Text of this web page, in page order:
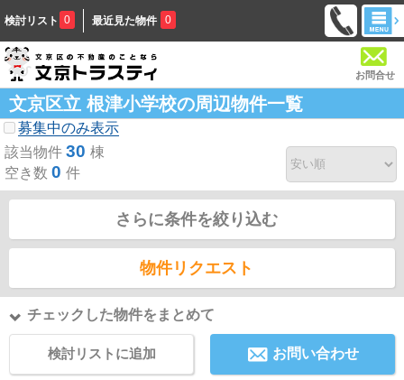
検討リスト 0 最近見た物件 0
お問合せ
文京区立 根津小学校の周辺物件一覧
募集中のみ表示
該当物件 30 棟
空き数 0 件
さらに条件を絞り込む
物件リクエスト
チェックした物件をまとめて
検討リストに追加 お問い合わせ